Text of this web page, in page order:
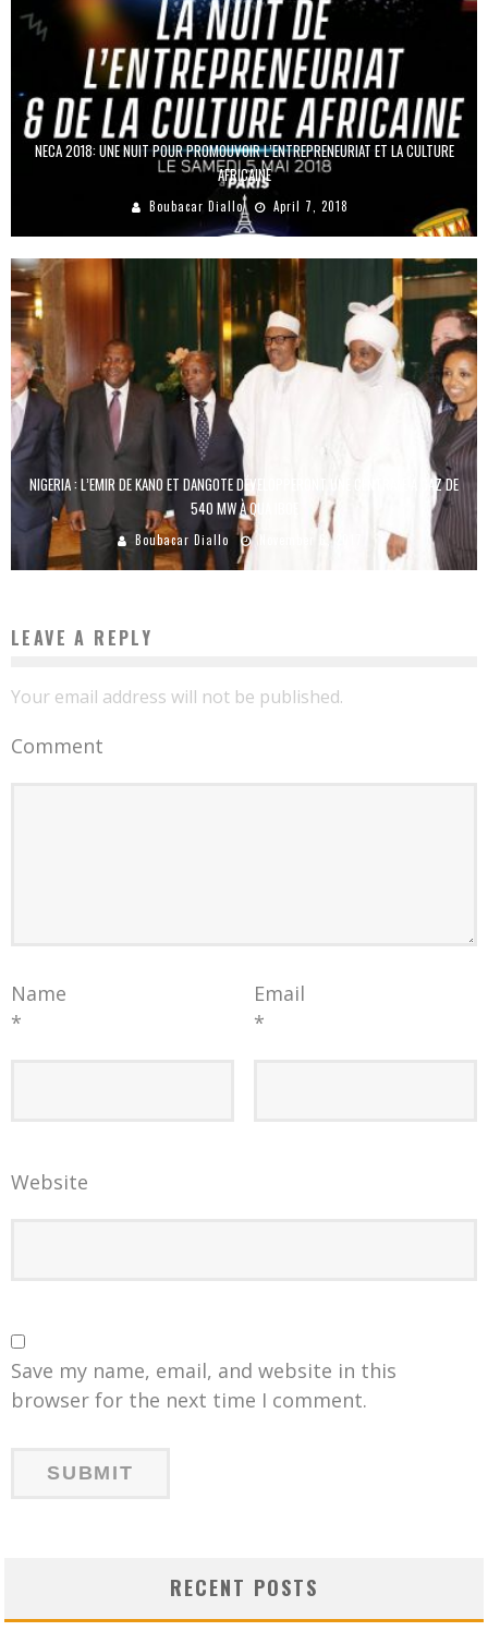
NECA 2018: UNE NUIT POUR PROMOUVOIR L’ENTREPRENEURIAT ET LA CULTURE
AFRICAINE
Boubacar Diallo April 7, 2018
NIGERIA : L’EMIR DE KANO ET DANGOTE DÉVELOPPERONT UNE CENTRALE À GAZ DE
540 MW À QUA IBOE
Boubacar Diallo November 6, 2017
LEAVE A REPLY
Your email address will not be published.
Comment
Name
*
Email
*
Website
Save my name, email, and website in this
browser for the next time I comment.
RECENT POSTS